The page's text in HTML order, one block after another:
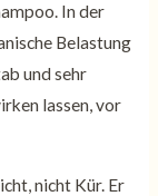
In der
Belastung
und sehr
lassen, vor
nicht Kür. Er